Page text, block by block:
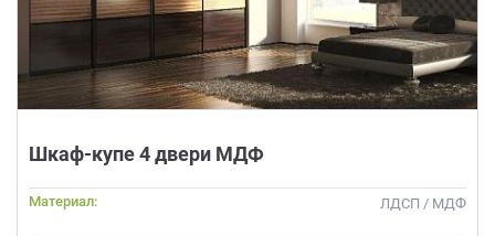
Шкаф-купе 4 двери МДФ
Материал: ЛДСП / МДФ